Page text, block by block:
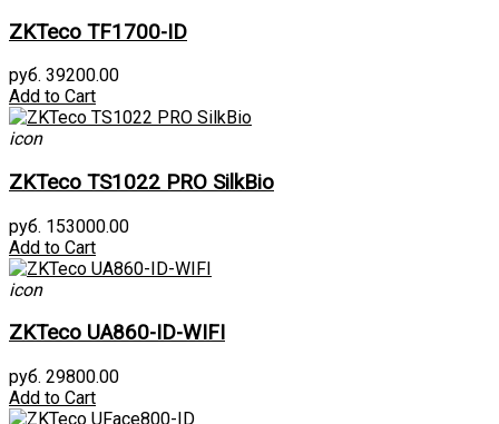
ZKTeco TF1700-ID
руб. 39200.00
Add to Cart
icon
ZKTeco TS1022 PRO SilkBio
руб. 153000.00
Add to Cart
icon
ZKTeco UA860-ID-WIFI
руб. 29800.00
Add to Cart